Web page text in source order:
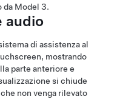
da Model 3.
audio
di assistenza al
, mostrando
parte anteriore e
si chiude
non venga rilevato